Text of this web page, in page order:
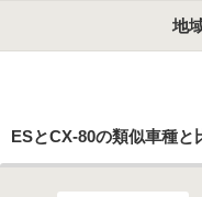
地
ESとCX-80の類似車種と